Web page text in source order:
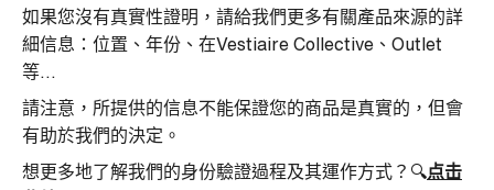
如果您沒有真實性證明，請給我們更多有關產品來源的詳
細信息：位置、年份、在Vestiaire Collective、Outlet
等…
請注意，所提供的信息不能保證您的商品是真實的，但會
有助於我們的決定。
想更多地了解我們的身份驗證過程及其運作方式？🔍点击